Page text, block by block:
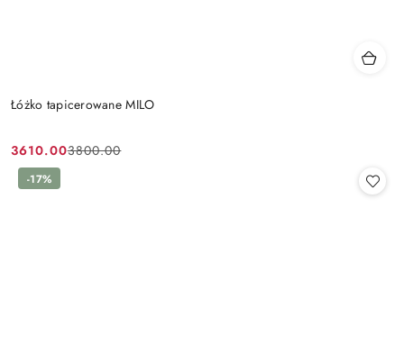
Łóżko tapicerowane MILO
Cena
promocyjna:
3610.00
Cena
przed
3800.00
-17%